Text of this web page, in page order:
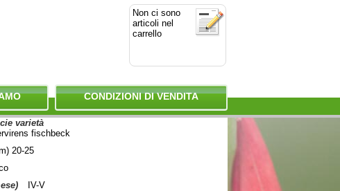
Non ci sono
articoli nel
carrello
CONDIZIONI DI VENDITA
varietà
fischbeck
20-25
IV-V